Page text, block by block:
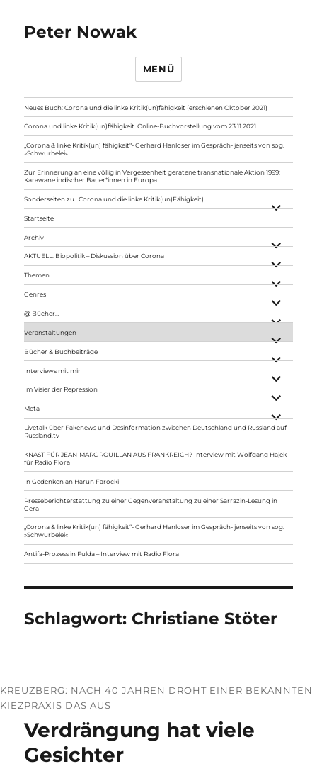
Peter Nowak
MENÜ
Neues Buch: Corona und die linke Kritik(un)fähigkeit (erschienen Oktober 2021)
Corona und linke Kritik(un)fähigkeit. Online-Buchvorstellung vom 23.11.2021
„Corona & linke Kritik(un) fähigkeit“- Gerhard Hanloser im Gespräch- jenseits von sog.
»Schwurbelei«
Zur Erinnerung an eine völlig in Vergessenheit geratene transnationale Aktion 1999:
Karawane indischer Bauer*innen in Europa
Sonderseiten zu…Corona und die linke Kritik(un)Fähigkeit).
anzeigen
Startseite
Archiv
anzeigen
AKTUELL: Biopolitik – Diskussion über Corona
anzeigen
Themen
anzeigen
Genres
anzeigen
@ Bücher…
Veranstaltungen
anzeigen
Bücher & Buchbeiträge
anzeigen
Interviews mit mir
anzeigen
Im Visier der Repression
anzeigen
Meta
anzeigen
Livetalk über Fakenews und Desinformation zwischen Deutschland und Russland auf
Russland.tv
KNAST FÜR JEAN-MARC ROUILLAN AUS FRANKREICH? Interview mit Wolfgang Hajek
für Radio Flora
In Gedenken an Harun Farocki
Presseberichterstattung zu einer Gegenveranstaltung zu einer Sarrazin-Lesung in
Gera
„Corona & linke Kritik(un) fähigkeit“- Gerhard Hanloser im Gespräch- jenseits von sog.
»Schwurbelei«
Antifa-Prozess in Fulda – Interview mit Radio Flora
Schlagwort: Christiane Stöter
KREUZBERG: NACH 40 JAHREN DROHT EINER BEKANNTEN
KIEZPRAXIS DAS AUS
Verdrängung hat viele
Gesichter